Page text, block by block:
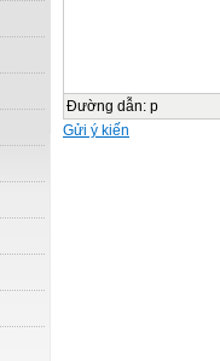
Đường dẫn: p
Gửi ý kiến